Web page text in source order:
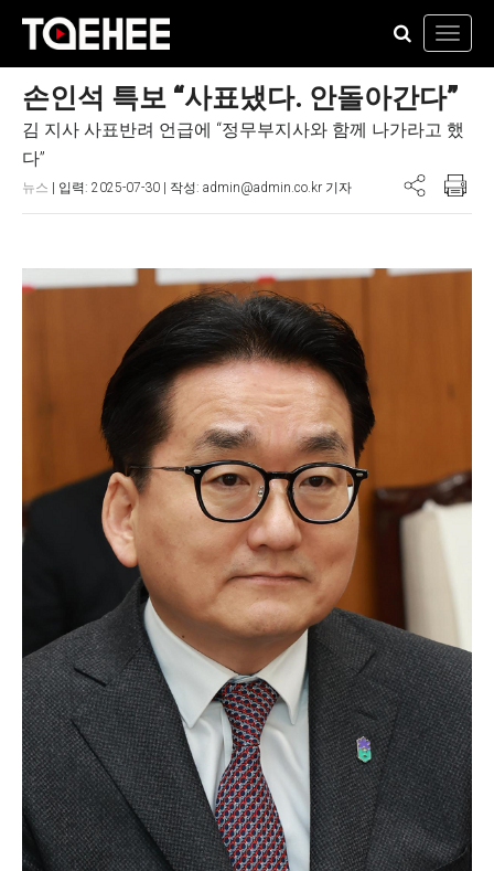
손인석 특보 “사표냈다. 안돌아간다”
김 지사 사표반려 언급에 “정무부지사와 함께 나가라고 했
다”
뉴스 | 입력: 2025-07-30 | 작성: admin@admin.co.kr 기자